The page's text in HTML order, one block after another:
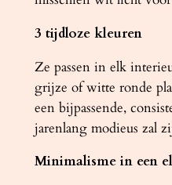
3 tijdloze kleuren
Ze passen in elk
grijze of witte ronde
een bijpassende,
jarenlang modieus zal
Minimalisme in een